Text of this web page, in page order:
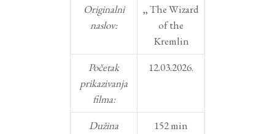
Originalni
naslov:
,, The Wizard
of the
Kremlin
Početak
prikazivanja
filma:
12.03.2026.
Dužina
152 min